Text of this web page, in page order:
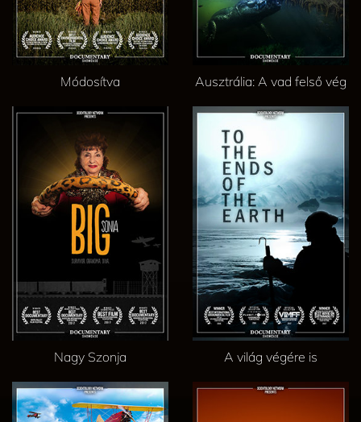
Módosítva Ausztrália: A vad felső vég
Nagy Szonja A világ végére is